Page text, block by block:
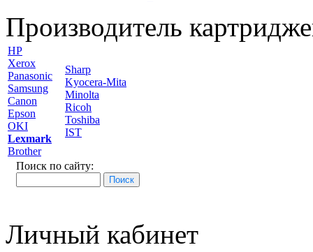
Производитель
HP
Xerox
Panasonic
Samsung
Canon
Epson
OKI
Lexmark
Brother
Sharp
Kyocera-Mita
Minolta
Ricoh
Toshiba
IST
Поиск по сайту:
Личный кабинет